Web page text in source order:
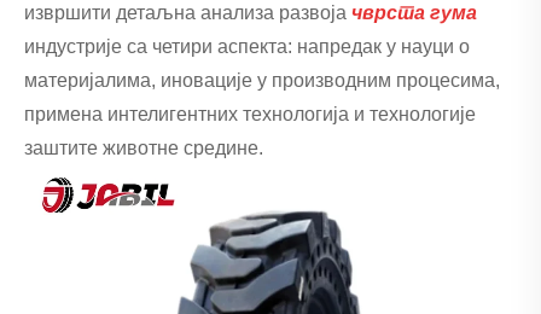
извршити детаљна анализа развоја чврста гума
индустрије са четири аспекта: напредак у науци о
материјалима, иновације у производним процесима,
примена интелигентних технологија и технологије
заштите животне средине.